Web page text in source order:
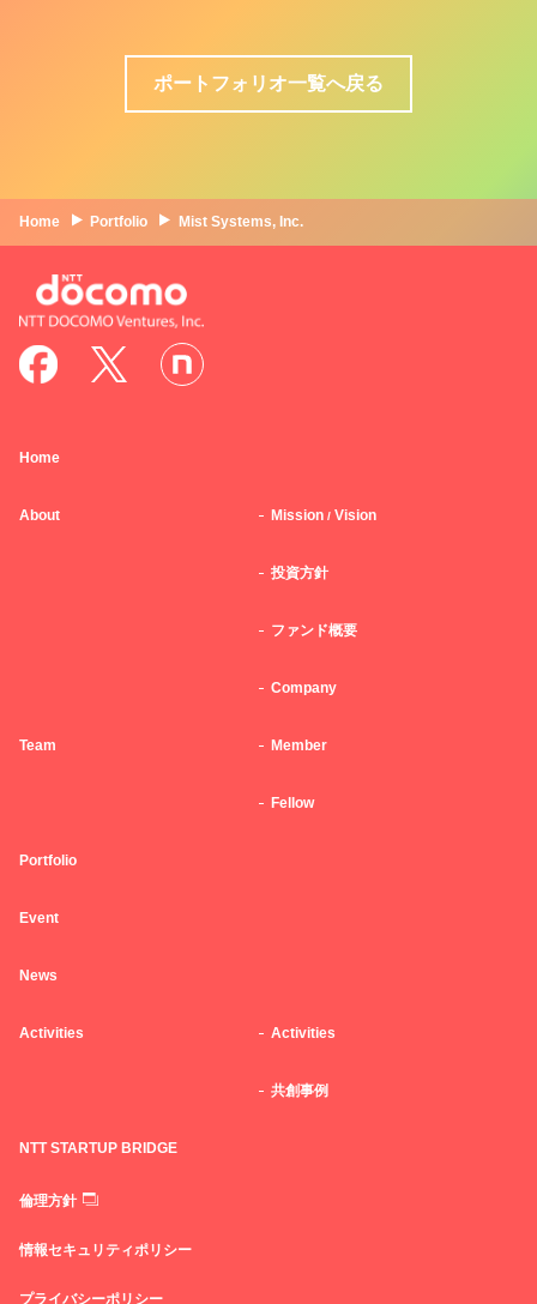
ポートフォリオ一覧へ戻る
Home Portfolio Mist Systems, Inc.
Home
About Mission / Vision
投資方針
ファンド概要
Company
Team Member
Fellow
Portfolio
Event
News
Activities Activities
共創事例
NTT STARTUP BRIDGE
倫理方針
情報セキュリティポリシー
プライバシーポリシー